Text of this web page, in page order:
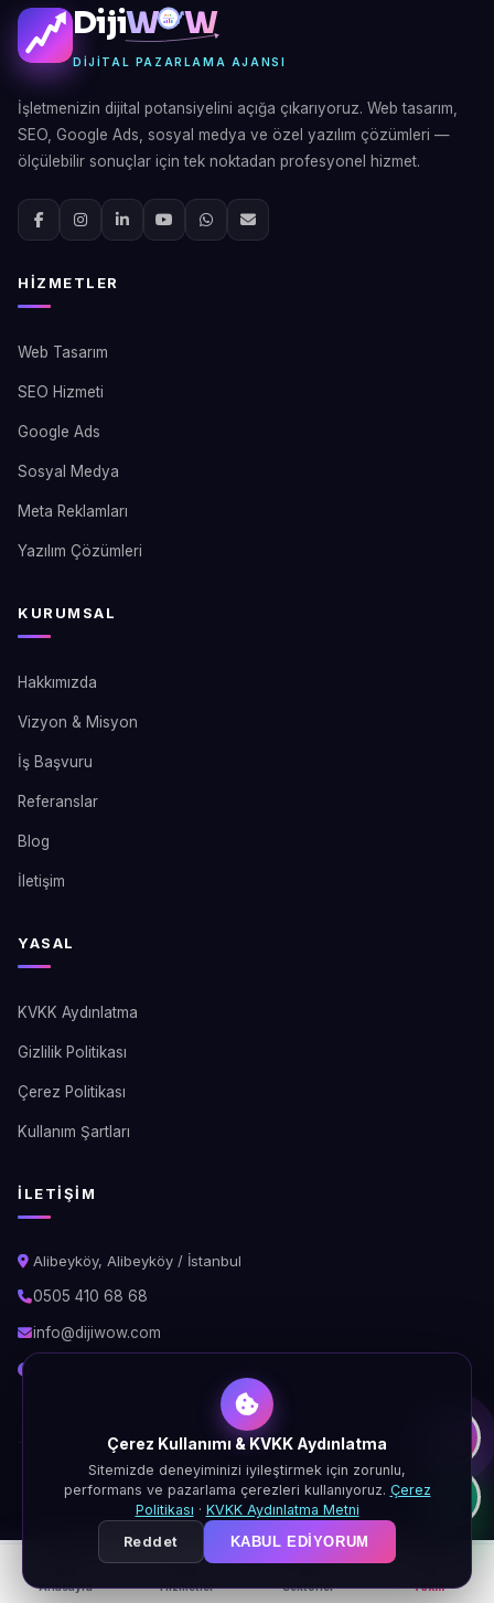
Anasayfa Hizmetler Sektörler Teklif
DijiW W
DIJITAL PAZARLAMA AJANSI
İşletmenizin dijital potansiyelini açığa çıkarıyoruz. Web tasarım,
SEO, Google Ads, sosyal medya ve özel yazılım çözümleri —
ölçülebilir sonuçlar için tek noktadan profesyonel hizmet.
HIZMETLER
Web Tasarım
SEO Hizmeti
Google Ads
Sosyal Medya
Meta Reklamları
Yazılım Çözümleri
KURUMSAL
Hakkımızda
Vizyon & Misyon
İş Başvuru
Referanslar
Blog
İletişim
YASAL
KVKK Aydınlatma
Gizlilik Politikası
Çerez Politikası
Kullanım Şartları
İLETIŞIM
Alibeyköy, Alibeyköy / İstanbul
0505 410 68 68
info@dijiwow.com
© 2026 DijiWOW. Tüm hakları saklıdır.
KVKK
GizlilikÇerez Şartlar
Çerez Kullanımı & KVKK Aydınlatma
Sitemizde deneyiminizi iyileştirmek için zorunlu,
performans ve pazarlama çerezleri kullanıyoruz. Çerez
Politikası · KVKK Aydınlatma Metni
Reddet
KABUL EDIYORUM